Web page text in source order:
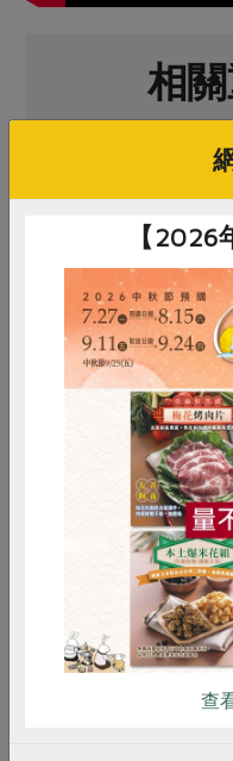
相
【社員意見調查】
及支用標準」第六
2026-08-08
【社員意見調查】
則」第十一條之修法
2026-08-05
【線上課程】走進
2026-07-31
【社內公告】農友
自主管理規範說明
2026-07-26
【2026年中秋節預
RPET
雞蛋 食安
【2026
查